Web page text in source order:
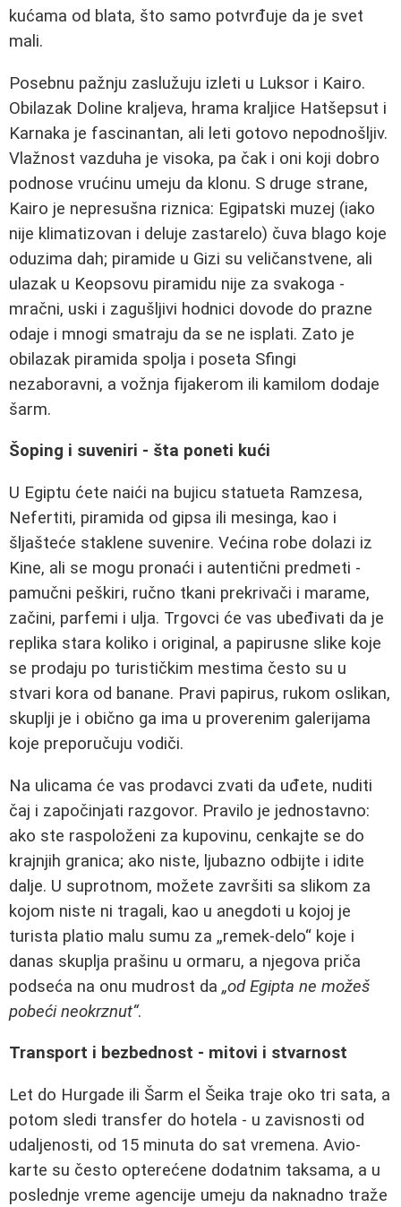
kućama od blata, što samo potvrđuje da je svet
mali.
Posebnu pažnju zaslužuju izleti u Luksor i Kairo.
Obilazak Doline kraljeva, hrama kraljice Hatšepsut i
Karnaka je fascinantan, ali leti gotovo nepodnošljiv.
Vlažnost vazduha je visoka, pa čak i oni koji dobro
podnose vrućinu umeju da klonu. S druge strane,
Kairo je nepresušna riznica: Egipatski muzej (iako
nije klimatizovan i deluje zastarelo) čuva blago koje
oduzima dah; piramide u Gizi su veličanstvene, ali
ulazak u Keopsovu piramidu nije za svakoga -
mračni, uski i zagušljivi hodnici dovode do prazne
odaje i mnogi smatraju da se ne isplati. Zato je
obilazak piramida spolja i poseta Sfingi
nezaboravni, a vožnja fijakerom ili kamilom dodaje
šarm.
Šoping i suveniri - šta poneti kući
U Egiptu ćete naići na bujicu statueta Ramzesa,
Nefertiti, piramida od gipsa ili mesinga, kao i
šljašteće staklene suvenire. Većina robe dolazi iz
Kine, ali se mogu pronaći i autentični predmeti -
pamučni peškiri, ručno tkani prekrivači i marame,
začini, parfemi i ulja. Trgovci će vas ubeđivati da je
replika stara koliko i original, a papirusne slike koje
se prodaju po turističkim mestima često su u
stvari kora od banane. Pravi papirus, rukom oslikan,
skuplji je i obično ga ima u proverenim galerijama
koje preporučuju vodiči.
Na ulicama će vas prodavci zvati da uđete, nuditi
čaj i započinjati razgovor. Pravilo je jednostavno:
ako ste raspoloženi za kupovinu, cenkajte se do
krajnjih granica; ako niste, ljubazno odbijte i idite
dalje. U suprotnom, možete završiti sa slikom za
kojom niste ni tragali, kao u anegdoti u kojoj je
turista platio malu sumu za „remek-delo“ koje i
danas skuplja prašinu u ormaru, a njegova priča
podseća na onu mudrost da „od Egipta ne možeš
pobeći neokrznut“.
Transport i bezbednost - mitovi i stvarnost
Let do Hurgade ili Šarm el Šeika traje oko tri sata, a
potom sledi transfer do hotela - u zavisnosti od
udaljenosti, od 15 minuta do sat vremena. Avio-
karte su često opterećene dodatnim taksama, a u
poslednje vreme agencije umeju da naknadno traže